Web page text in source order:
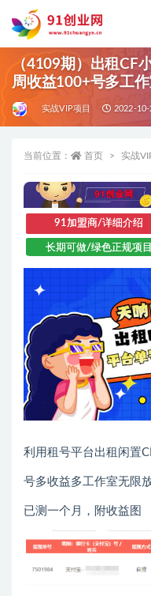
（4109期）出租CF
周收益100+号多工
实战VIP项目 2022-10-
当前位置： 首页 实战
91加盟商/详细介绍
长期可做/绿色正规项目
利用租号平台出租闲置
号多收益多工作室无限
已测一个月，附收益图